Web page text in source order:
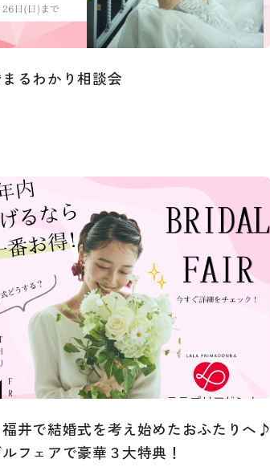
まるわかり相談会
福井で結婚式を考え始めたおふたりへ♪
フェアで豪華３大特典！